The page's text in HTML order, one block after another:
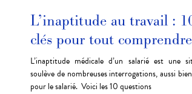
L’inaptitude au travail :
clés pour tout comprendre
L’inaptitude médicale d’un salarié est une
soulève de nombreuses interrogations, aussi
pour le salarié. Voici les 10 questions